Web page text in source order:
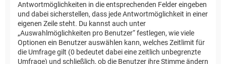
Antwortmöglichkeiten in die entsprechenden Felder eingeben
und dabei sicherstellen, dass jede Antwortmöglichkeit in einer
eigenen Zeile steht. Du kannst auch unter
„Auswahlmöglichkeiten pro Benutzer“ festlegen, wie viele
Optionen ein Benutzer auswählen kann, welches Zeitlimit für
die Umfrage gilt (0 bedeutet dabei eine zeitlich unbegrenzte
Umfrage) und schließlich, ob die Benutzer ihre Stimme ändern